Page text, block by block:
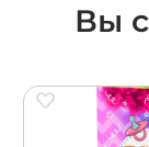
Вы